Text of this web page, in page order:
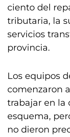
ciento del
tributaria, la
servicios
provincia.
Los equipos
comenzaron a
trabajar en la
esquema,
no dieron